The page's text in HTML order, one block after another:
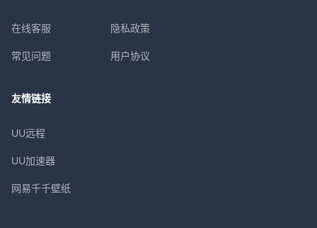
在线客服
常见问题
隐私政策
用户协议
友情链接
UU远程
UU加速器
网易千千壁纸